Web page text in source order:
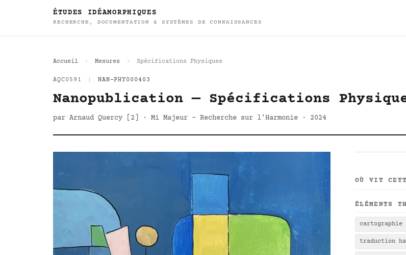
ÉTUDES IDÉAMORPHIQUES
RECHERCHE, DOCUMENTATION & SYSTÈMES DE CONNAISSANCES
Accueil Mesures Spécifications Physiques
AQC0591 NAN-PHY000403
Nanopublication — Spécifications
par Arnaud Quercy [2] · Mi Majeur - Recherche sur l'Harmonie · 2024
OÙ VIT
ÉLÉMENTS
cartographie
traduction